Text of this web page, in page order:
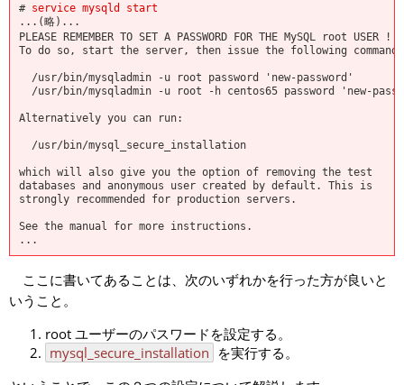
# service mysqld start
...(略)...
PLEASE REMEMBER TO SET A PASSWORD FOR THE MySQL root USER !
To do so, start the server, then issue the following
/usr/bin/mysqladmin -u root password 'new-password'
/usr/bin/mysqladmin -u root -h centos65 password 'new-
Alternatively you can run:
/usr/bin/mysql_secure_installation
which will also give you the option of removing the test
databases and anonymous user created by default. This is
strongly recommended for production servers.
See the manual for more instructions.
...
ここに書いてあることは、次のいずれかを行った方が良いと
いうこと。
root ユーザーのパスワードを設定する。
mysql_secure_installation を実行する。